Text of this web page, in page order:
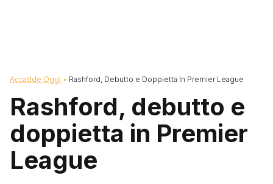
Briciole di pane
Accadde Oggi Rashford, Debutto e Doppietta In Premier League
Rashford, debutto e
doppietta in Premier
League